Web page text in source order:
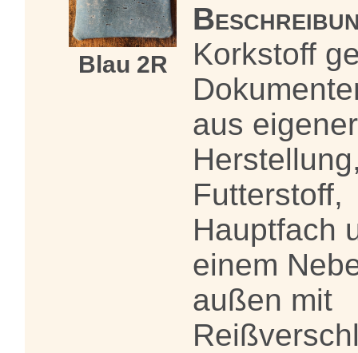
Blau 2R
Korkstoff
aus eigener
Futterstoff,
Hauptfach
einem
außen mit